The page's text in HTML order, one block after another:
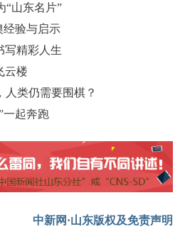
“山东名片”
经验与启示
写精彩人生
云楼
类仍需要围棋？
一起奔跑
中新网·山东版权及免责声明